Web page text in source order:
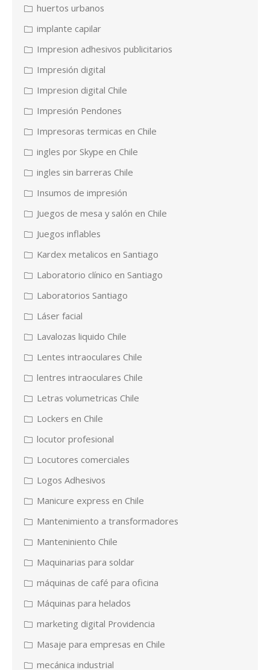
huertos urbanos
implante capilar
Impresion adhesivos publicitarios
Impresión digital
Impresion digital Chile
Impresión Pendones
Impresoras termicas en Chile
ingles por Skype en Chile
ingles sin barreras Chile
Insumos de impresión
Juegos de mesa y salón en Chile
Juegos inflables
Kardex metalicos en Santiago
Laboratorio clínico en Santiago
Laboratorios Santiago
Láser facial
Lavalozas liquido Chile
Lentes intraoculares Chile
lentres intraoculares Chile
Letras volumetricas Chile
Lockers en Chile
locutor profesional
Locutores comerciales
Logos Adhesivos
Manicure express en Chile
Mantenimiento a transformadores
Manteniniento Chile
Maquinarias para soldar
máquinas de café para oficina
Máquinas para helados
marketing digital Providencia
Masaje para empresas en Chile
mecánica industrial